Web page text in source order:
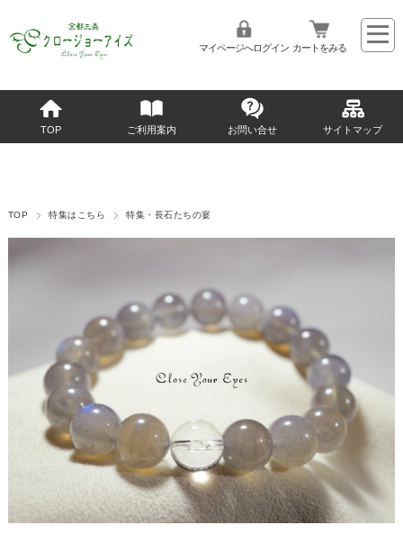
マイページへログイン カートをみる
TOP ご利用案内 お問い合せ サイトマップ
TOP 特集はこちら 特集・長石たちの宴